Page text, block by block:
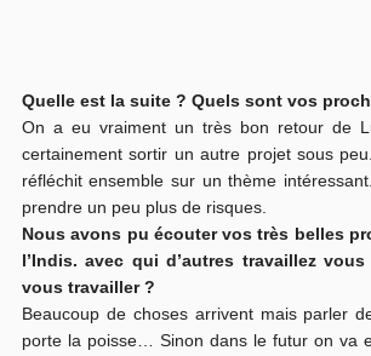
Quelle est la suite ? Quels sont vos
On a eu vraiment un très bon retour de
certainement sortir un autre projet sous
réfléchit ensemble sur un thème
prendre un peu plus de risques.
Nous avons pu écouter vos très belles
l’Indis. avec qui d’autres travaillez
vous travailler ?
Beaucoup de choses arrivent mais parler
porte la poisse… Sinon dans le futur on va